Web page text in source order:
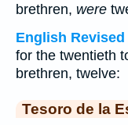
brethren, were
English Revised
for the twentieth
brethren, twelve:
Tesoro de la